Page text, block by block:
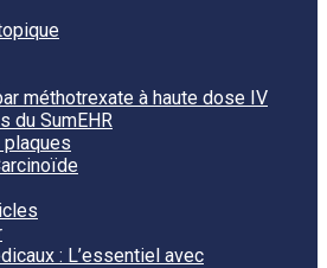
méthotrexate à haute dose IV
du SumEHR
: L’essentiel avec